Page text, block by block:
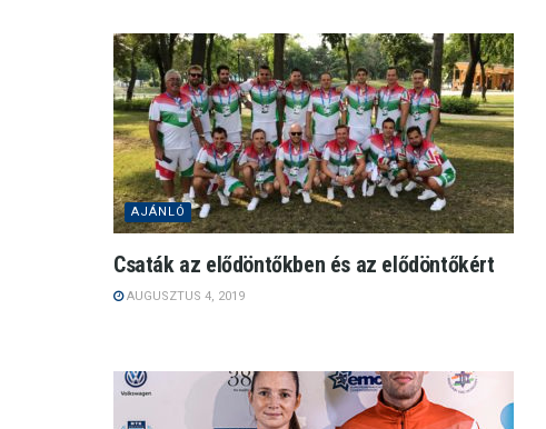
AJÁNLÓ
Csaták az elődöntőkben és az elődöntőkért
AUGUSZTUS 4, 2019